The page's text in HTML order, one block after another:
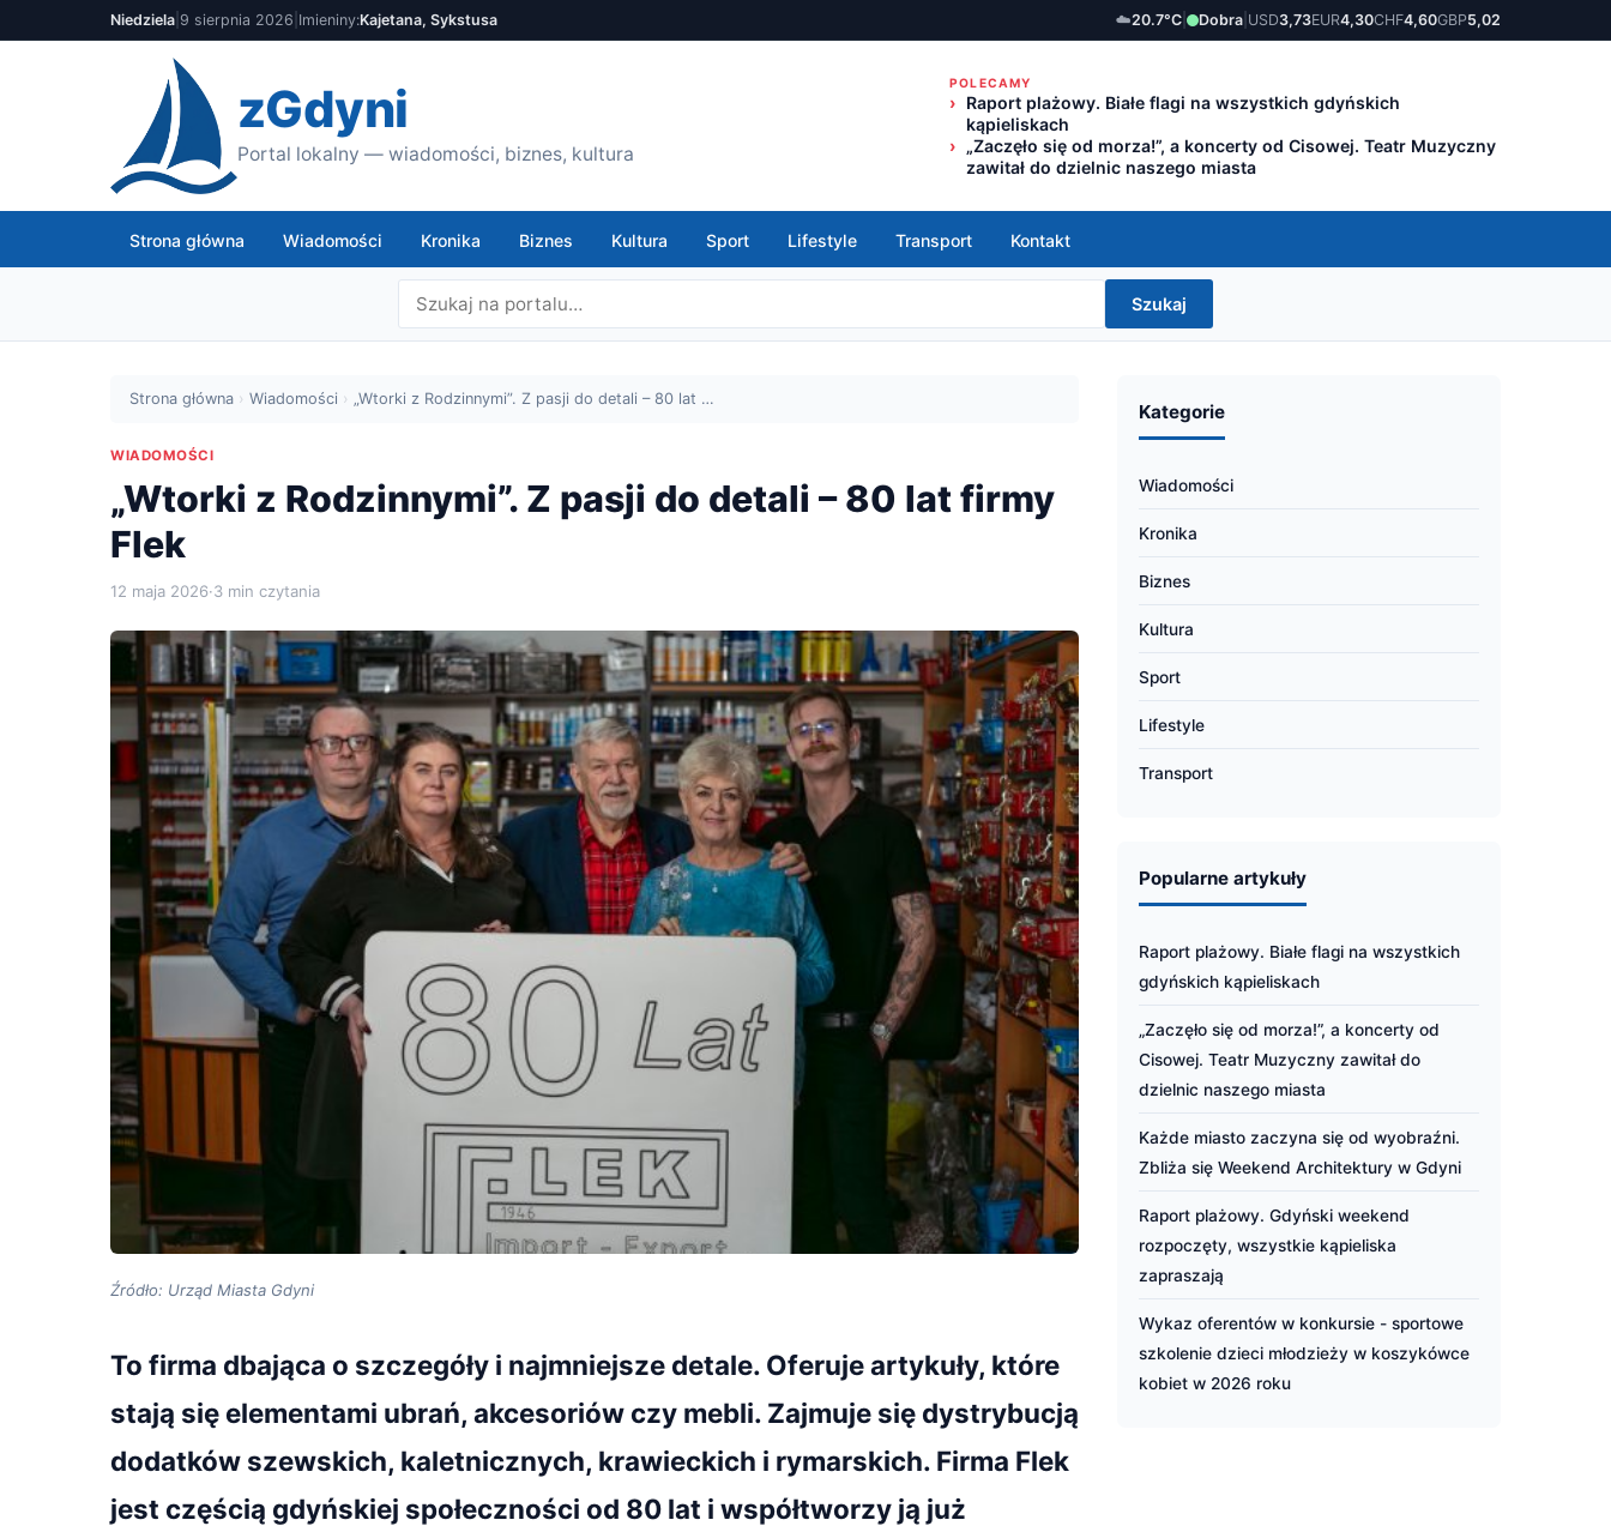
Niedziela 9 sierpnia 2026 Imieniny:Kajetana, Sykstusa ☁️20.7°C Dobra USD3,73EUR4,30CHF4,60GBP5,02
zGdyni
Portal lokalny — wiadomości, biznes, kultura
POLECAMY
Raport plażowy. Białe flagi na wszystkich gdyńskich
kąpieliskach
„Zaczęło się od morza!”, a koncerty od Cisowej. Teatr Muzyczny
zawitał do dzielnic naszego miasta
Strona główna Wiadomości Kronika Biznes Kultura Sport Lifestyle Transport Kontakt
Szukaj
Strona główna › Wiadomości › „Wtorki z Rodzinnymi”. Z pasji do detali – 80 lat …
WIADOMOŚCI
„Wtorki z Rodzinnymi”. Z pasji do detali – 80 lat firmy
Flek
12 maja 2026·3 min czytania
Źródło: Urząd Miasta Gdyni
To firma dbająca o szczegóły i najmniejsze detale. Oferuje artykuły, które
stają się elementami ubrań, akcesoriów czy mebli. Zajmuje się dystrybucją
dodatków szewskich, kaletnicznych, krawieckich i rymarskich. Firma Flek
jest częścią gdyńskiej społeczności od 80 lat i współtworzy ją już
Kategorie
Wiadomości
Kronika
Biznes
Kultura
Sport
Lifestyle
Transport
Popularne artykuły
Raport plażowy. Białe flagi na wszystkich
gdyńskich kąpieliskach
„Zaczęło się od morza!”, a koncerty od
Cisowej. Teatr Muzyczny zawitał do
dzielnic naszego miasta
Każde miasto zaczyna się od wyobraźni.
Zbliża się Weekend Architektury w Gdyni
Raport plażowy. Gdyński weekend
rozpoczęty, wszystkie kąpieliska
zapraszają
Wykaz oferentów w konkursie - sportowe
szkolenie dzieci młodzieży w koszykówce
kobiet w 2026 roku